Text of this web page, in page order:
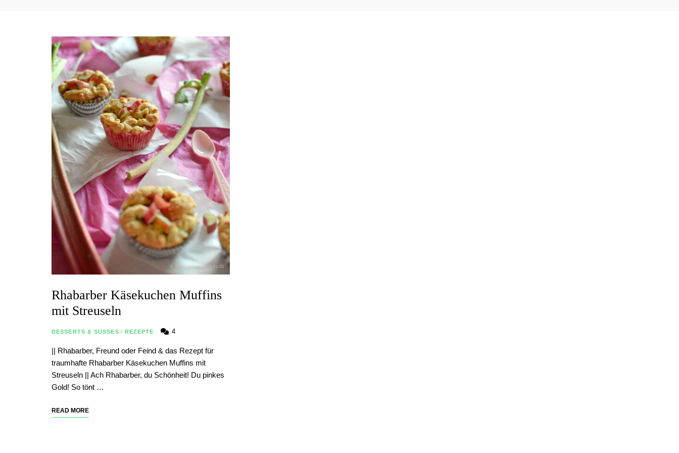
Rhabarber Käsekuchen Muffins
mit Streuseln
DESSERTS & SÜSSES / REZEPTE 4
|| Rhabarber, Freund oder Feind & das Rezept für
traumhafte Rhabarber Käsekuchen Muffins mit
Streuseln || Ach Rhabarber, du Schönheit! Du pinkes
Gold! So tönt …
READ MORE